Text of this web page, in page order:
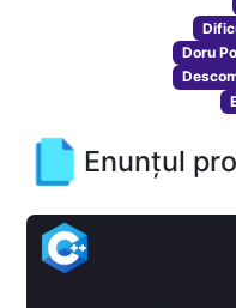
Doru
Enunțul